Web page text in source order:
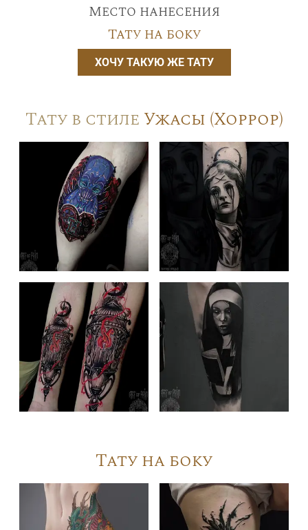
Место нанесения
Тату на боку
ХОЧУ ТАКУЮ ЖЕ ТАТУ
Тату в стиле Ужасы (Хоррор)
Тату на боку